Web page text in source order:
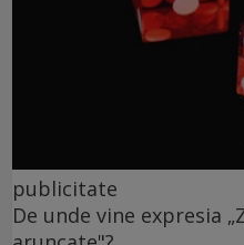
publicitate
De unde vine expresia